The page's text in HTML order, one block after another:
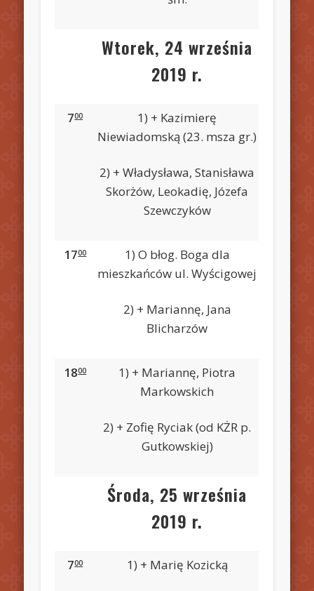
Wtorek, 24 września
2019 r.
700
1) + Kazimierę
Niewiadomską (23. msza gr.)
2) + Władysława, Stanisława
Skorżów, Leokadię, Józefa
Szewczyków
1700
1) O błog. Boga dla
mieszkańców ul. Wyścigowej
2) + Mariannę, Jana
Blicharzów
1800
1) + Mariannę, Piotra
Markowskich
2) + Zofię Ryciak (od KŻR p.
Gutkowskiej)
Środa, 25 września
2019 r.
700 1) + Marię Kozicką